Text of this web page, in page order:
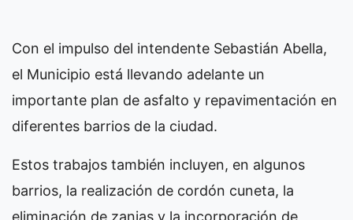
Con el impulso del intendente Sebastián Abella,
el Municipio está llevando adelante un
importante plan de asfalto y repavimentación en
diferentes barrios de la ciudad.
Estos trabajos también incluyen, en algunos
barrios, la realización de cordón cuneta, la
eliminación de zanjas y la incorporación de